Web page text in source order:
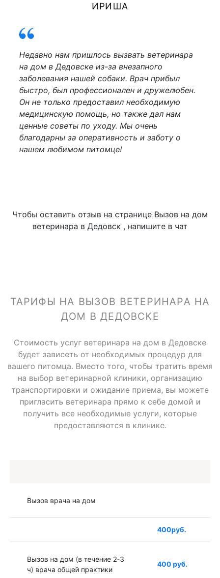
ИРИША
Недавно нам пришлось вызвать ветеринара
на дом в Дедовске из-за внезапного
заболевания нашей собаки. Врач прибыл
быстро, был профессионален и дружелюбен.
Он не только предоставил необходимую
медицинскую помощь, но также дал нам
ценные советы по уходу. Мы очень
благодарны за оперативность и заботу о
нашем любимом питомце!
Чтобы оставить отзыв на странице Вызов на дом
ветеринара в Дедовск , напишите в чат
ТАРИФЫ НА ВЫЗОВ ВЕТЕРИНАРА НА
ДОМ В ДЕДОВСКЕ
Стоимость услуг ветеринара на дом в Дедовске
будет зависеть от необходимых процедур для
вашего питомца. Вместо того, чтобы тратить время
на выбор ветеринарной клиники, организацию
транспортировки и ожидание приема, вы можете
пригласить ветеринара прямо к себе домой и
получить все необходимые услуги, которые
предоставляются в клинике.
Вызов врача на дом
400руб.
Вызов на дом (в течение 2-3
ч) врача общей практики
400 руб.